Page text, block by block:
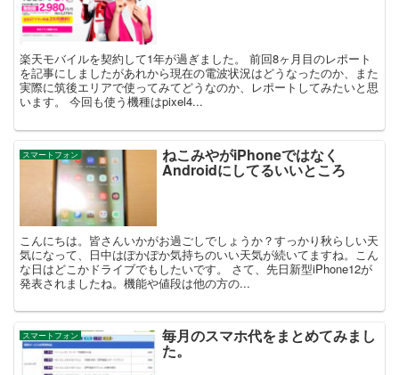
楽天モバイルを契約して1年が過ぎました。 前回8ヶ月目のレポート
を記事にしましたがあれから現在の電波状況はどうなったのか、また
実際に筑後エリアで使ってみてどうなのか、レポートしてみたいと思
います。 今回も使う機種はpixel4...
スマートフォン ねこみやがiPhoneではなく
Androidにしてるいいところ
こんにちは。皆さんいかがお過ごしでしょうか？すっかり秋らしい天
気になって、日中はぽかぽか気持ちのいい天気が続いてますね。こん
な日はどこかドライブでもしたいです。 さて、先日新型iPhone12が
発表されましたね。機能や値段は他の方の...
スマートフォン 毎月のスマホ代をまとめてみまし
た。